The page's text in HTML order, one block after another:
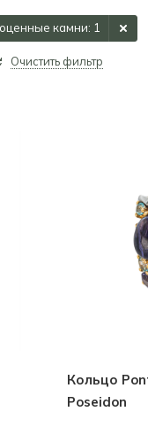
камни: 1
Очистить фильтр
Кольцо
Poseidon